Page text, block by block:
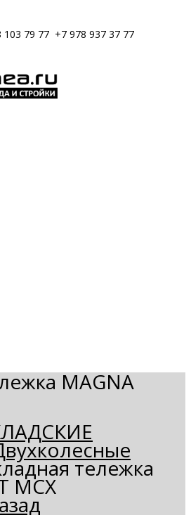
103 79 77 +7 978 937 37 77
MAGNA
тележка
MCX